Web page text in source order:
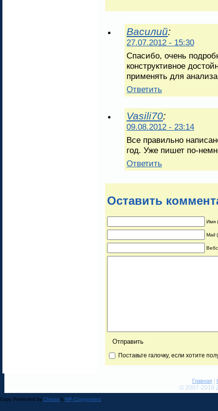
Василий:
27.07.2012 - 15:30
Спасибо, очень
конструктивное
применять для
Ответить
Vasili70:
09.08.2012 - 23:14
Все правильно
год. Уже пишет по-
Ответить
Оставить
Имя
Mail
Поставьте галочку, если хотите
Главная|
© 2007-2018
Copy Protected by Chetan's WP-Copyprotect